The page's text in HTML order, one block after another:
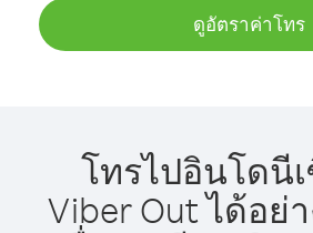
ดูอัตราค่าโทร
โทรไปอินโดนี
Viber Out ได้อย่